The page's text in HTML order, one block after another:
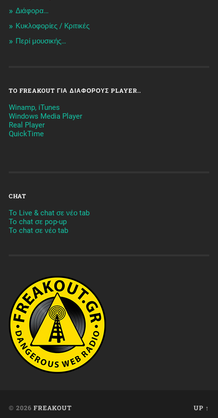
Διάφορα…
Κυκλοφορίες / Kριτικές
Περί μουσικής…
TO FREAKOUT ΓΙΑ ΔΙΆΦΟΡΟΥΣ PLAYER..
Winamp, iTunes
Windows Media Player
Real Player
QuickTime
CHAT
To Live & chat σε νέο tab
To chat σε pop-up
To chat σε νέο tab
© 2026 FREAKOUT UP ↑